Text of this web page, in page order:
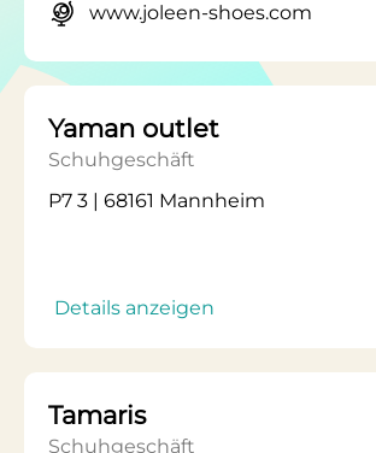
www.joleen-shoes.com
Yaman outlet
Schuhgeschäft
P7 3 | 68161 Mannheim
Details anzeigen
Tamaris
Schuhgeschäft